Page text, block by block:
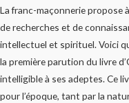
La franc-maçonnerie propose
de recherches et de
intellectuel et spirituel. Voici
la première parution du livre
intelligible à ses adeptes. Ce
pour l’époque, tant par la